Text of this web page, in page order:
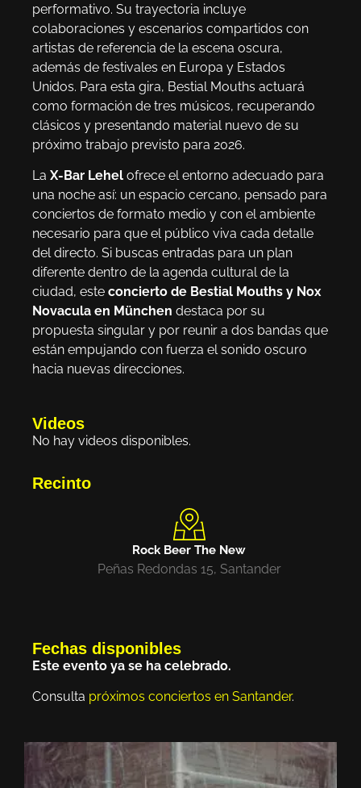
performativo. Su trayectoria incluye
colaboraciones y escenarios compartidos con
artistas de referencia de la escena oscura,
además de festivales en Europa y Estados
Unidos. Para esta gira, Bestial Mouths actuará
como formación de tres músicos, recuperando
clásicos y presentando material nuevo de su
próximo trabajo previsto para 2026.
La X-Bar Lehel ofrece el entorno adecuado para
una noche así: un espacio cercano, pensado para
conciertos de formato medio y con el ambiente
necesario para que el público viva cada detalle
del directo. Si buscas entradas para un plan
diferente dentro de la agenda cultural de la
ciudad, este concierto de Bestial Mouths y Nox
Novacula en München destaca por su
propuesta singular y por reunir a dos bandas que
están empujando con fuerza el sonido oscuro
hacia nuevas direcciones.
Videos
No hay videos disponibles.
Recinto
Rock Beer The New
Peñas Redondas 15, Santander
Fechas disponibles
Este evento ya se ha celebrado.
Consulta próximos conciertos en Santander.